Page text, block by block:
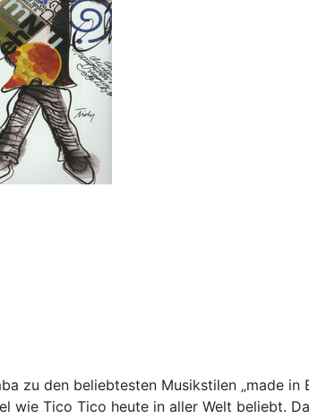
zu den beliebtesten Musikstilen „made
wie Tico Tico heute in aller Welt beliebt.